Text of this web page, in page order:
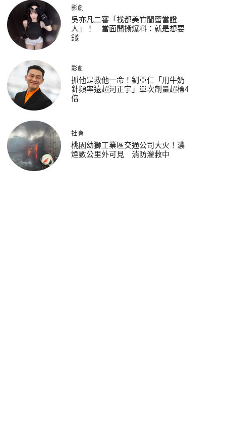
影劇
吳亦凡二審「找都美竹閨蜜當證
人」！ 當面開撕爆料：就是想要
錢
影劇
抓他是救他一命！劉亞仁「用牛奶
針頻率遠超河正宇」單次劑量超標4
倍
社會
桃園幼獅工業區交通公司大火！濃
煙數公里外可見 消防灌救中